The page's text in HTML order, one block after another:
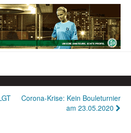
Corona-Krise: Kein Bouleturnier
am 23.05.2020